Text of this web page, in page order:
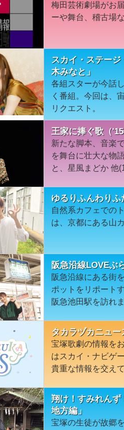
梅田芸術劇場がお
ーや舞台、稽古場
スカイ・ステー
木みなと」
各組スターが今話
く番組。今回は、
リクエスト。
王家に捧ぐ歌（
新たな脚本、音楽
を舞台に壮大な物
と、星風まどか 他
ゆるりふんわりふ
自然系カフェでの
は、京都にある山
阪急沿線LOVEぶ
阪急沿線にある街
ポットをリポート
阪急池田駅を訪れま
タカラヅカニュー
宝塚歌劇の情報を
はスカイ・ナビゲ
貴重な情報を交え
翔け！すみれん
地方編」
宝塚の生徒が故郷